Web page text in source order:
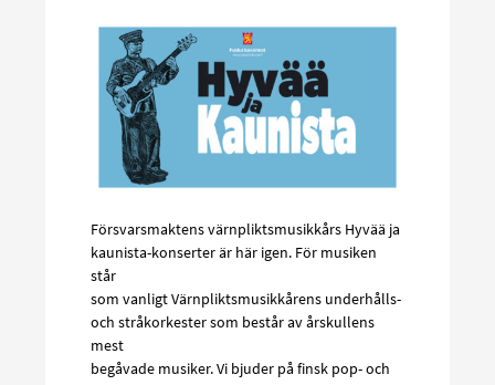
Försvarsmaktens värnpliktsmusikkårs Hyvää ja
kaunista-konserter är här igen. För musiken
står
som vanligt Värnpliktsmusikkårens underhålls-
och stråkorkester som består av årskullens
mest
begåvade musiker. Vi bjuder på finsk pop- och